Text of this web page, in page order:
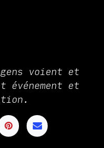
voient et
événement et